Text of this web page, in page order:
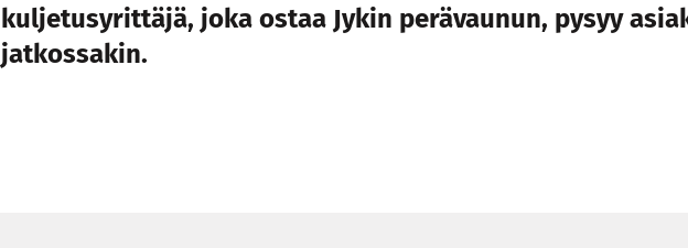
kuljetusyrittäjä, joka ostaa Jykin perävaunun, pysyy
jatkossakin.